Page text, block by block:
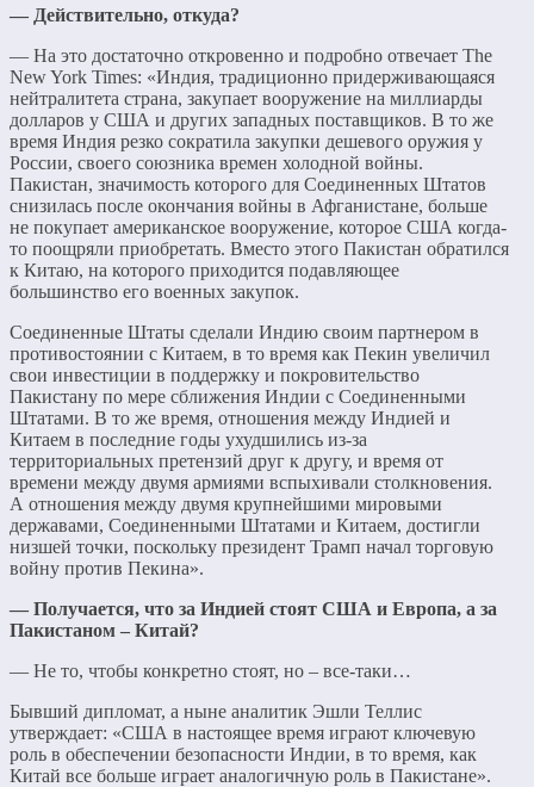
— Действительно, откуда?
— На это достаточно откровенно и подробно отвечает The
New York Times: «Индия, традиционно придерживающаяся
нейтралитета страна, закупает вооружение на миллиарды
долларов у США и других западных поставщиков. В то же
время Индия резко сократила закупки дешевого оружия у
России, своего союзника времен холодной войны.
Пакистан, значимость которого для Соединенных Штатов
снизилась после окончания войны в Афганистане, больше
не покупает американское вооружение, которое США когда-
то поощряли приобретать. Вместо этого Пакистан обратился
к Китаю, на которого приходится подавляющее
большинство его военных закупок.
Соединенные Штаты сделали Индию своим партнером в
противостоянии с Китаем, в то время как Пекин увеличил
свои инвестиции в поддержку и покровительство
Пакистану по мере сближения Индии с Соединенными
Штатами. В то же время, отношения между Индией и
Китаем в последние годы ухудшились из-за
территориальных претензий друг к другу, и время от
времени между двумя армиями вспыхивали столкновения.
А отношения между двумя крупнейшими мировыми
державами, Соединенными Штатами и Китаем, достигли
низшей точки, поскольку президент Трамп начал торговую
войну против Пекина».
— Получается, что за Индией стоят США и Европа, а за
Пакистаном – Китай?
— Не то, чтобы конкретно стоят, но – все-таки…
Бывший дипломат, а ныне аналитик Эшли Теллис
утверждает: «США в настоящее время играют ключевую
роль в обеспечении безопасности Индии, в то время, как
Китай все больше играет аналогичную роль в Пакистане».